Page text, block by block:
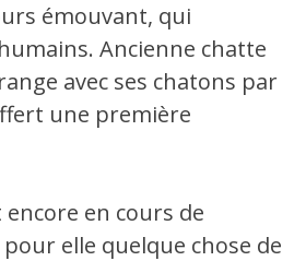
émouvant, qui
Ancienne chatte
avec ses chatons par
une première
en cours de
elle quelque chose de